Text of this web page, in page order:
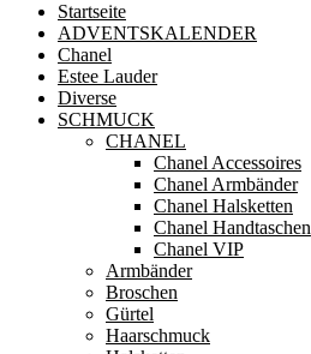
Startseite
ADVENTSKALENDER
Chanel
Estee Lauder
Diverse
SCHMUCK
CHANEL
Chanel Accessoires
Chanel Armbänder
Chanel Halsketten
Chanel Handtaschen
Chanel VIP
Armbänder
Broschen
Gürtel
Haarschmuck